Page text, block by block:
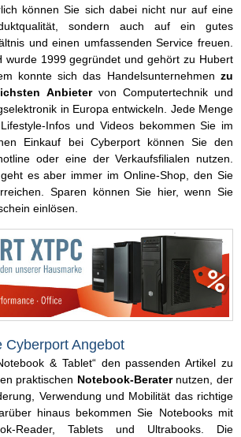
können Sie sich dabei nicht nur auf eine
sondern auch auf ein gutes
und einen umfassenden Service freuen.
wurde 1999 gegründet und gehört zu Hubert
konnte sich das Handelsunternehmen zu
Anbietervon Computertechnik und
in Europa entwickeln. Jede Menge
Infos und Videos bekommen Sie im
Einkauf bei Cyberport können Sie den
oder eine der Verkaufsfilialen nutzen.
es aber immer im Online-Shop, den Sie
Sparen können Sie hier, wenn Sie
einlösen.
Cyberport Angebot
& Tablet“ den passenden Artikel zu
praktischen Notebook-Beraternutzen, der
Verwendung und Mobilität das richtige
hinaus bekommen Sie Notebooks mit
Reader, Tablets und Ultrabooks. Die